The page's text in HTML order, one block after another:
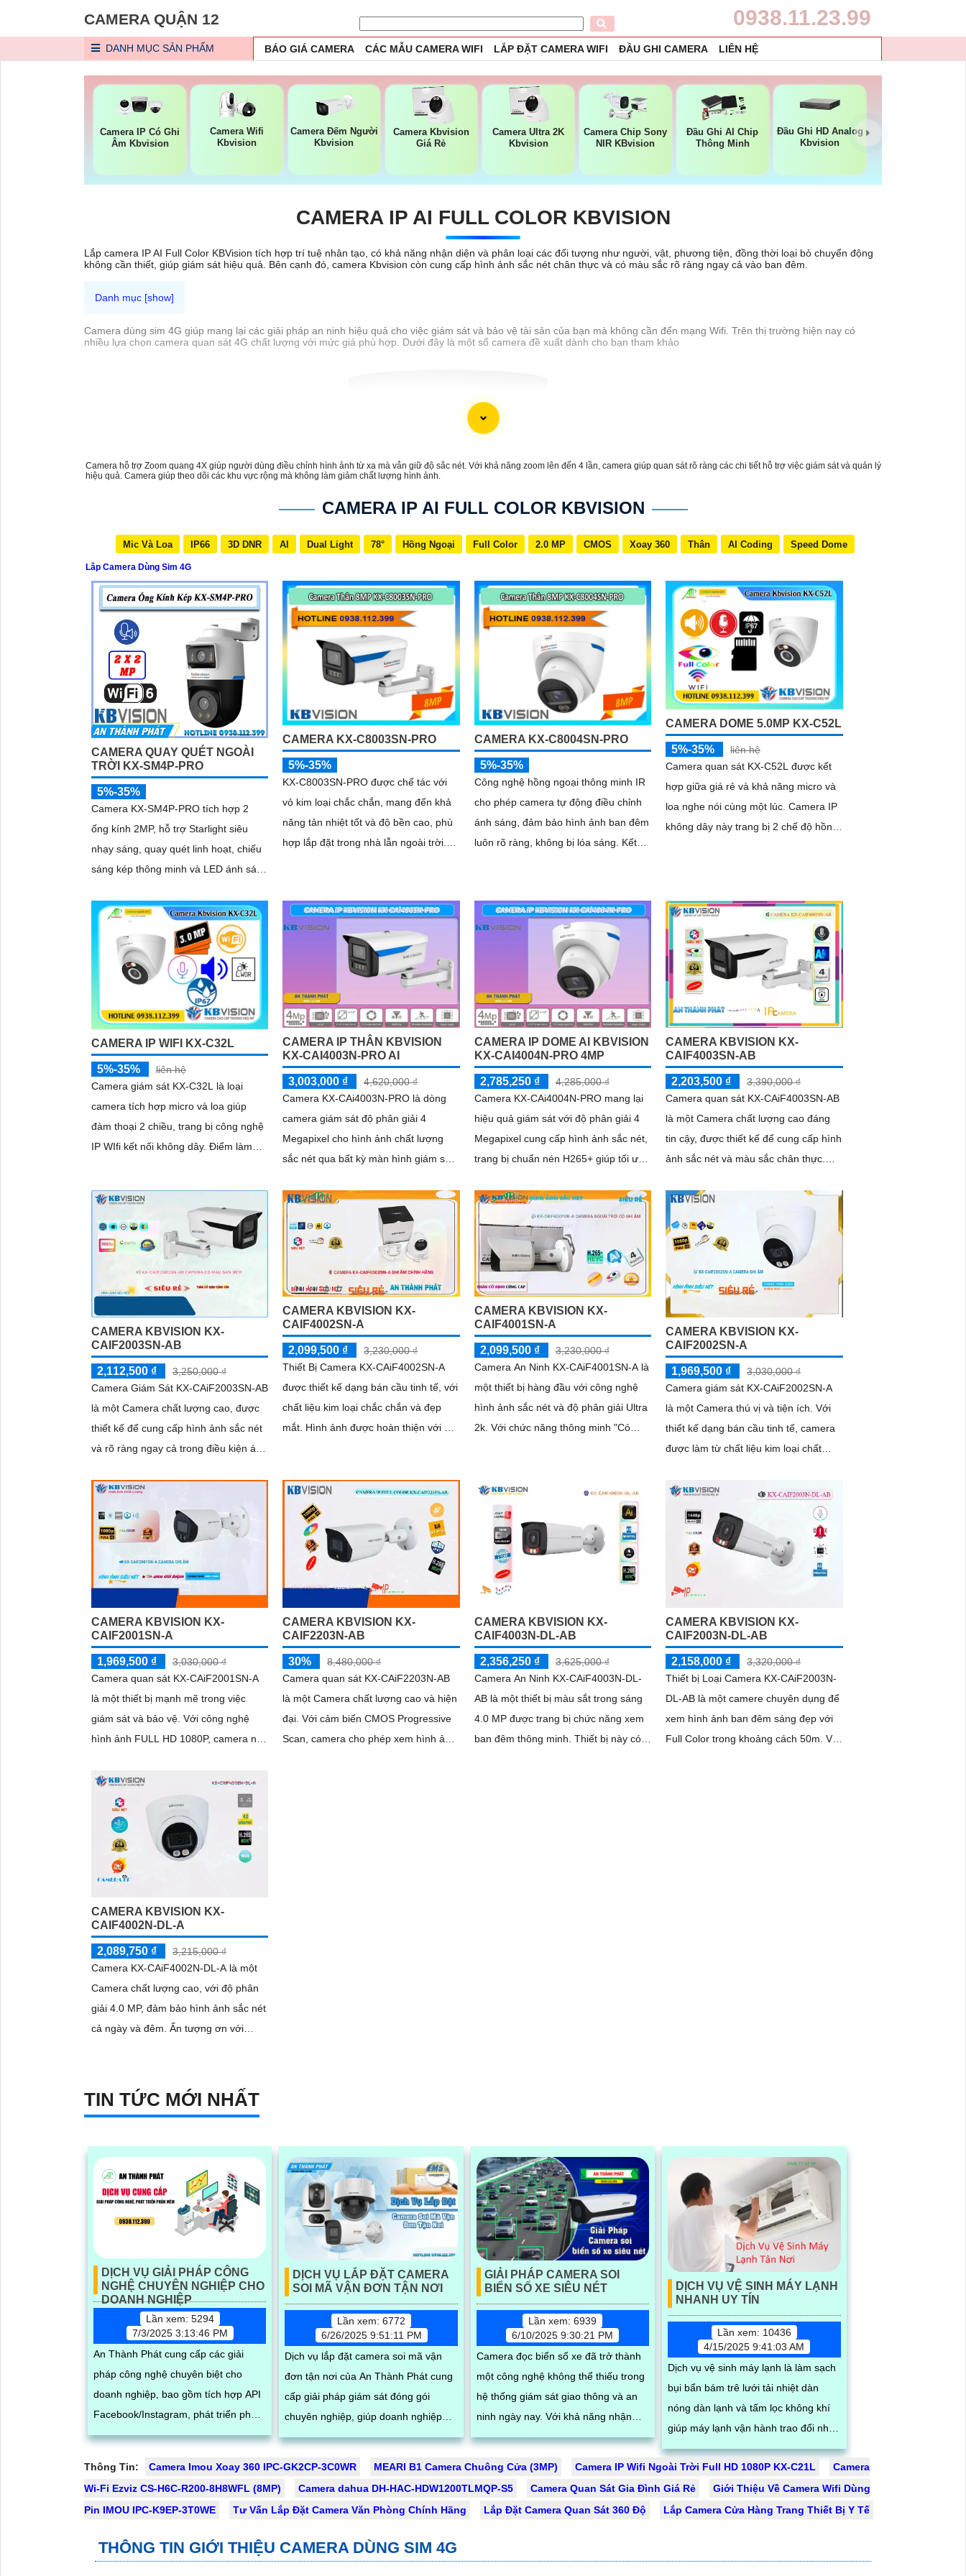
CAMERA QUẬN 12 0938.11.23.99
DANH MỤC SẢN PHẨM BÁO GIÁ CAMERA CÁC MẪU CAMERA WIFI LẮP ĐẶT CAMERA WIFI ĐẦU GHI CAMERA LIÊN HỆ
Camera IP Có Ghi
Âm Kbvision
Camera Wifi
Kbvision
Camera Đếm Người
Kbvision
Camera Kbvision
Giá Rẻ
Camera Ultra 2K
Kbvision
Camera Chip Sony
NIR KBvision
Đầu Ghi AI Chip
Thông Minh
Đầu Ghi HD Analog
Kbvision
CAMERA IP AI FULL COLOR KBVISION
Lắp camera IP AI Full Color KBVision tích hợp trí tuệ nhân tạo, có khả năng nhận diện và phân loại các đối tượng như người, vật, phương tiện, đồng thời loại bỏ chuyển động
không cần thiết, giúp giám sát hiệu quả. Bên cạnh đó, camera Kbvision còn cung cấp hình ảnh sắc nét chân thực và có màu sắc rõ ràng ngay cả vào ban đêm.
Camera dùng sim 4G giúp mang lại các giải pháp an ninh hiệu quả cho việc giám sát và bảo vệ tài sản của bạn mà không cần đến mạng Wifi. Trên thị trường hiện nay có
nhiều lựa chọn camera quan sát 4G chất lượng với mức giá phù hợp. Dưới đây là một số camera đề xuất dành cho bạn tham khảo
Camera hỗ trợ Zoom quang 4X giúp người dùng điều chỉnh hình ảnh từ xa mà vẫn giữ độ sắc nét. Với khả năng zoom lên đến 4 lần, camera giúp quan sát rõ ràng các chi tiết hỗ trợ việc giám sát và quản lý
hiệu quả. Camera giúp theo dõi các khu vực rộng mà không làm giảm chất lượng hình ảnh.
CAMERA IP AI FULL COLOR KBVISION
Mic Và Loa IP66 3D DNR AI Dual Light 78° Hồng Ngoại Full Color 2.0 MP CMOS Xoay 360 Thân AI Coding Speed Dome
Lắp Camera Dùng Sim 4G
CAMERA QUAY QUÉT NGOÀI
TRỜI KX-SM4P-PRO
5%-35%
Camera KX-SM4P-PRO tích hợp 2
ống kính 2MP, hỗ trợ Starlight siêu
nhạy sáng, quay quét linh hoạt, chiếu
sáng kép thông minh và LED ánh sáng
cảm biến lớn tối ưu hình ảnh ban đêm
CAMERA KX-C8003SN-PRO
5%-35%
KX-C8003SN-PRO được chế tác với
vỏ kim loại chắc chắn, mang đến khả
năng tản nhiệt tốt và độ bền cao, phù
hợp lắp đặt trong nhà lẫn ngoài trời.
dùng
CAMERA KX-C8004SN-PRO
5%-35%
Công nghệ hồng ngoại thông minh IR
cho phép camera tự động điều chỉnh
ánh sáng, đảm bảo hình ảnh ban đêm
luôn rõ ràng, không bị lóa sáng. Kết
ảnh thu được luôn mượt mà, màu sắc
chân thực và chi tiết rõ nét, ngay cả
trong môi trường ánh sáng yếu hoặc
ánh sáng phức tạp như ngược sáng
CAMERA DOME 5.0MP KX-C52L
5%-35%
liên hệ
Camera quan sát KX-C52L được kết
hợp giữa giá rẻ và khả năng micro và
loa nghe nói cùng một lúc. Camera IP
không dây này trang bị 2 chế độ hồng
tham khảo
CAMERA IP WIFI KX-C32L
5%-35%
liên hệ
Camera giám sát KX-C32L là loại
camera tích hợp micro và loa giúp
đàm thoại 2 chiều, trang bị công nghệ
IP WIfi kết nối không dây. Điểm làm
giám sát ban đêm
CAMERA IP THÂN KBVISION
KX-CAI4003N-PRO AI
3,003,000 ₫
4,620,000 ₫
Camera KX-CAi4003N-PRO là dòng
camera giám sát độ phân giải 4
Megapixel cho hình ảnh chất lượng
sắc nét qua bất kỳ màn hình giám sát
thông minh như phát hiện hàng rào
ảo, xâm nhập và phân biệt người/xe
(SMD Plus), cùng khả năng tìm kiếm
sự kiện thông minh giúp nâng cao hiệu
CAMERA IP DOME AI KBVISION
KX-CAI4004N-PRO 4MP
2,785,250 ₫
4,285,000 ₫
Camera KX-CAi4004N-PRO mang lại
hiệu quả giám sát với độ phân giải 4
Megapixel cung cấp hình ảnh sắc nét,
trang bị chuẩn nén H265+ giúp tối ưu
trữ. Bên cạnh đó camera còn đem lại
khả năng phát hiện thông minh như
hàng rào ảo, xâm nhập, và phân biệt
người/xe (SMD Plus) bảo vệ an ninh
hiệu quả
CAMERA KBVISION KX-
CAIF4003SN-AB
2,203,500 ₫
3,390,000 ₫
Camera quan sát KX-CAiF4003SN-AB
là một Camera chất lượng cao đáng
tin cậy, được thiết kế để cung cấp hình
ảnh sắc nét và màu sắc chân thực.
CAMERA KBVISION KX-
CAIF2003SN-AB
2,112,500 ₫
3,250,000 ₫
Camera Giám Sát KX-CAiF2003SN-AB
là một Camera chất lượng cao, được
thiết kế để cung cấp hình ảnh sắc nét
và rõ ràng ngay cả trong điều kiện ánh
CAMERA KBVISION KX-
CAIF4002SN-A
2,099,500 ₫
3,230,000 ₫
Thiết Bị Camera KX-CAiF4002SN-A
được thiết kế dạng bán cầu tinh tế, với
chất liệu kim loại chắc chắn và đẹp
mắt. Hình ảnh được hoàn thiện với độ
CAMERA KBVISION KX-
CAIF4001SN-A
2,099,500 ₫
3,230,000 ₫
Camera An Ninh KX-CAiF4001SN-A là
một thiết bị hàng đầu với công nghệ
hình ảnh sắc nét và độ phân giải Ultra
2k. Với chức năng thông minh "Có
kiện thiếu ánh sáng
CAMERA KBVISION KX-
CAIF2002SN-A
1,969,500 ₫
3,030,000 ₫
Camera giám sát KX-CAiF2002SN-A
là một Camera thú vị và tiện ích. Với
thiết kế dạng bán cầu tinh tế, camera
được làm từ chất liệu kim loại chất
trọng và đẳng cấp
CAMERA KBVISION KX-
CAIF2001SN-A
1,969,500 ₫
3,030,000 ₫
Camera quan sát KX-CAiF2001SN-A
là một thiết bị mạnh mẽ trong việc
giám sát và bảo vệ. Với công nghệ
hình ảnh FULL HD 1080P, camera này
lượng cao
CAMERA KBVISION KX-
CAIF2203N-AB
30%
8,480,000 ₫
Camera quan sát KX-CAiF2203N-AB
là một Camera chất lượng cao và hiện
đại. Với cảm biến CMOS Progressive
Scan, camera cho phép xem hình ảnh
CAMERA KBVISION KX-
CAIF4003N-DL-AB
2,356,250 ₫
3,625,000 ₫
Camera An Ninh KX-CAiF4003N-DL-
AB là một thiết bị màu sắt trong sáng
4.0 MP được trang bị chức năng xem
ban đêm thông minh. Thiết bị này có
CAMERA KBVISION KX-
CAIF2003N-DL-AB
2,158,000 ₫
3,320,000 ₫
Thiết bị Loại Camera KX-CAiF2003N-
DL-AB là một camere chuyên dụng để
xem hình ảnh ban đêm sáng đẹp với
Full Color trong khoảng cách 50m. Với
CAMERA KBVISION KX-
CAIF4002N-DL-A
2,089,750 ₫
3,215,000 ₫
Camera KX-CAiF4002N-DL-A là một
Camera chất lượng cao, với độ phân
giải 4.0 MP, đảm bảo hình ảnh sắc nét
cả ngày và đêm. Ấn tượng ơn với
TIN TỨC MỚI NHẤT
DỊCH VỤ GIẢI PHÁP CÔNG
NGHỆ CHUYÊN NGHIỆP CHO
DOANH NGHIỆP
Lần xem: 5294
7/3/2025 3:13:46 PM
An Thành Phát cung cấp các giải
pháp công nghệ chuyên biệt cho
doanh nghiệp, bao gồm tích hợp API
Facebook/Instagram, phát triển phần
mềm theo yêu cầu và tư vấn hệ
bên thứ ba xây dựng, vận hành và
mở rộng hệ thống trên nền tảng
mạng xã hội, giúp tối ưu hóa quy
hàng hiệu quả trong thời đại số
DỊCH VỤ LẮP ĐẶT CAMERA
SOI MÃ VẬN ĐƠN TẬN NƠI
Lần xem: 6772
6/26/2025 9:51:11 PM
Dịch vụ lắp đặt camera soi mã vận
đơn tận nơi của An Thành Phát cung
cấp giải pháp giám sát đóng gói
chuyên nghiệp, giúp doanh nghiệp
kiểm soát quy trình, lưu trữ hình ảnh
kiện thi công, lắp đặt hoàn chỉnh tại
kho hàng, đảm bảo hoạt động ổn
GIẢI PHÁP CAMERA SOI
BIỂN SỐ XE SIÊU NÉT
Lần xem: 6939
6/10/2025 9:30:21 PM
Camera đọc biển số xe đã trở thành
một công nghệ không thể thiếu trong
hệ thống giám sát giao thông và an
ninh ngày nay. Với khả năng nhận
diện và xử lý thông tin biển số một
quản lý phương tiện đến việc nâng
cao hiệu quả an ninh
DỊCH VỤ VỆ SINH MÁY LẠNH
NHANH UY TÍN
Lần xem: 10436
4/15/2025 9:41:03 AM
Dịch vụ vệ sinh máy lạnh là làm sạch
bụi bẩn bám trê lưới tải nhiệt dàn
nóng dàn lạnh và tấm lọc không khí
giúp máy lạnh vận hành trao đổi nhiệt
trong phòng tốt hơn nâng cao hiệu
suất vần hành của máy lạnh đồng
thời tiết kiệm điện và tạo không khí
trong lành chống mùi hôi
Thông Tin: Camera Imou Xoay 360 IPC-GK2CP-3C0WR MEARI B1 Camera Chuông Cửa (3MP) Camera IP Wifi Ngoài Trời Full HD 1080P KX-C21L
Camera
Wi-Fi Ezviz CS-H6C-R200-8H8WFL (8MP)
Camera dahua DH-HAC-HDW1200TLMQP-S5 Camera Quan Sát Gia Đình Giá Rẻ
Giới Thiệu Về Camera Wifi Dùng
Pin IMOU IPC-K9EP-3T0WE
Tư Vấn Lắp Đặt Camera Văn Phòng Chính Hãng Lắp Đặt Camera Quan Sát 360 Độ Lắp Camera Cửa Hàng Trang Thiết Bị Y Tế
THÔNG TIN GIỚI THIỆU CAMERA DÙNG SIM 4G